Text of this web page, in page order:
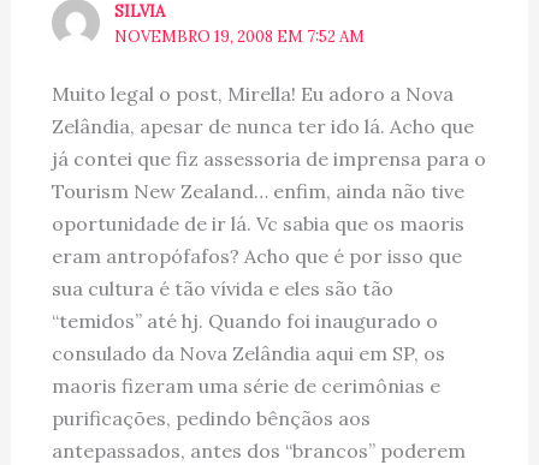
SILVIA
NOVEMBRO 19, 2008 EM 7:52 AM
Muito legal o post, Mirella! Eu adoro a Nova
Zelândia, apesar de nunca ter ido lá. Acho que
já contei que fiz assessoria de imprensa para o
Tourism New Zealand… enfim, ainda não tive
oportunidade de ir lá. Vc sabia que os maoris
eram antropófafos? Acho que é por isso que
sua cultura é tão vívida e eles são tão
“temidos” até hj. Quando foi inaugurado o
consulado da Nova Zelândia aqui em SP, os
maoris fizeram uma série de cerimônias e
purificações, pedindo bênçãos aos
antepassados, antes dos “brancos” poderem